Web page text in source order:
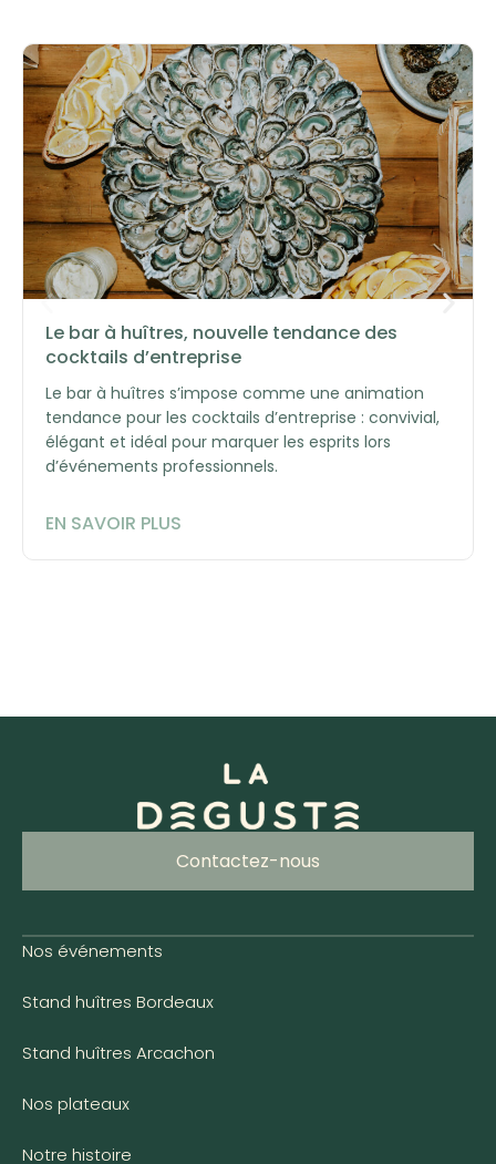
Le bar à huîtres, nouvelle tendance des
cocktails d’entreprise
Le bar à huîtres s’impose comme une animation
tendance pour les cocktails d’entreprise : convivial,
élégant et idéal pour marquer les esprits lors
d’événements professionnels.
EN SAVOIR PLUS
Contactez-nous
Nos événements
Stand huîtres Bordeaux
Stand huîtres Arcachon
Nos plateaux
Notre histoire